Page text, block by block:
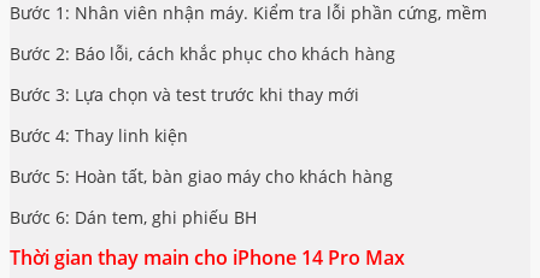
Bước 1: Nhân viên nhận máy. Kiểm tra lỗi phần cứng, mềm
Bước 2: Báo lỗi, cách khắc phục cho khách hàng
Bước 3: Lựa chọn và test trước khi thay mới
Bước 4: Thay linh kiện
Bước 5: Hoàn tất, bàn giao máy cho khách hàng
Bước 6: Dán tem, ghi phiếu BH
Thời gian thay main cho iPhone 14 Pro Max